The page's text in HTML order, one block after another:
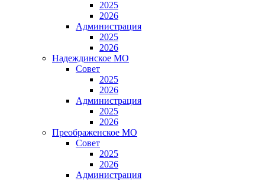
2025
2026
Администрация
2025
2026
Надеждинское МО
Совет
2025
2026
Администрация
2025
2026
Преображенское МО
Совет
2025
2026
Администрация